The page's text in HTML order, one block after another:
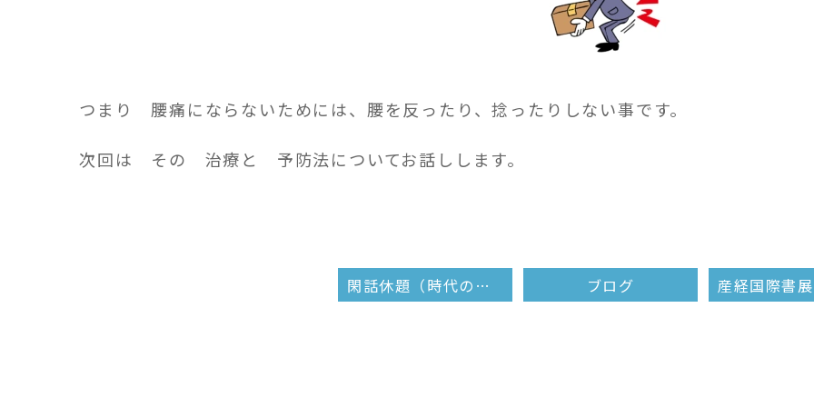
つまり 腰痛にならないためには、腰を反ったり、捻ったりしない事です。
次回は その 治療と 予防法についてお話しします。
閑話休題（時代の変遷） ブログ